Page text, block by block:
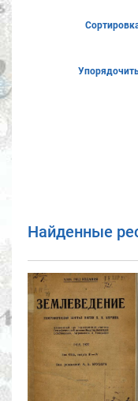
Найденные